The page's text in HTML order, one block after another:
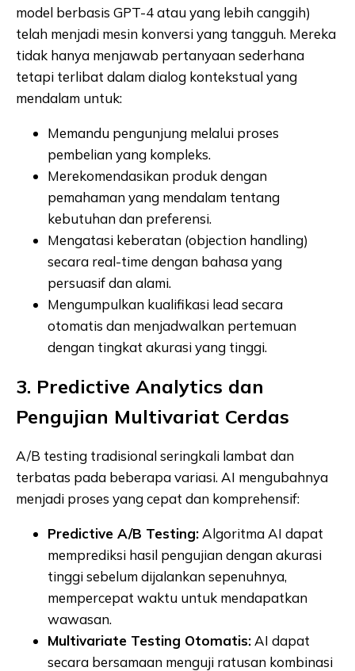
model berbasis GPT-4 atau yang lebih canggih)
telah menjadi mesin konversi yang tangguh. Mereka
tidak hanya menjawab pertanyaan sederhana
tetapi terlibat dalam dialog kontekstual yang
mendalam untuk:
Memandu pengunjung melalui proses
pembelian yang kompleks.
Merekomendasikan produk dengan
pemahaman yang mendalam tentang
kebutuhan dan preferensi.
Mengatasi keberatan (objection handling)
secara real-time dengan bahasa yang
persuasif dan alami.
Mengumpulkan kualifikasi lead secara
otomatis dan menjadwalkan pertemuan
dengan tingkat akurasi yang tinggi.
3. Predictive Analytics dan
Pengujian Multivariat Cerdas
A/B testing tradisional seringkali lambat dan
terbatas pada beberapa variasi. AI mengubahnya
menjadi proses yang cepat dan komprehensif:
Predictive A/B Testing: Algoritma AI dapat
memprediksi hasil pengujian dengan akurasi
tinggi sebelum dijalankan sepenuhnya,
mempercepat waktu untuk mendapatkan
wawasan.
Multivariate Testing Otomatis: AI dapat
secara bersamaan menguji ratusan kombinasi